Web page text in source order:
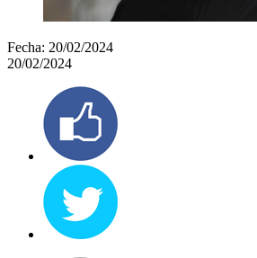
Fecha: 20/02/2024
20/02/2024